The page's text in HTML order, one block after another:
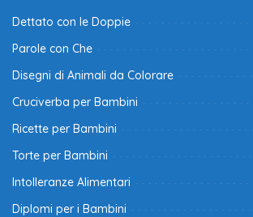
Dettato con le Doppie
Parole con Che
Disegni di Animali da Colorare
Cruciverba per Bambini
Ricette per Bambini
Torte per Bambini
Intolleranze Alimentari
Diplomi per i Bambini